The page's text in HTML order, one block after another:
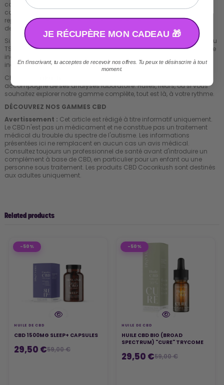
comme tel. Mais pour des familles qui cherchent des leviers
complémentaires dans un parcours souvent épuisant, le CBD
représente une piste sérieuse, à explorer en lien avec un professionnel
de santé qui connaît bien le profil de la personne concernée.
Si vous envisagez d'intégrer le CBD dans un accompagnement lié au
TSA, privilégiez des produits de qualité documentée : tests laboratoire
indépendants, origine traçable, taux de cannabinoïdes clairement
indiqués.
Chez
accompagné de ses analyses laboratoire. Huiles, fleurs, ou si vous
souhaitez explorer notre gamme complète, tout est là, à votre rythme.
DÉCOUVREZ NOS GAMMES CBD
Avertissement : Cet article est rédigé à titre informatif uniquement.
Le CBD n'est pas un médicament et ne constitue pas un traitement
médical du trouble du spectre de l'autisme. Les informations
présentées ici ne remplacent en aucun cas un avis médical.
Consultez toujours un professionnel de santé avant d'introduire un
complément à base de CBD, en particulier pour un enfant ou une
personne sous traitement. Les produits CBD Cocorikush sont destinés
aux adultes uniquement.
Related products
-50%
HUILE DE CBD
CBD 1500MG SLEEP+ CAPSULES
29,50 €59,00 €
-50%
HUILE DE CBD
HUILE CBD BIO (BROAD
SPECTRUM) "CURE" TRYCOME
29,50 €59,00 €
JE RÉCUPÈRE MON CADEAU 🎁
En t'inscrivant, tu acceptes de recevoir nos offres. Tu peux te désinscrire à tout
moment.